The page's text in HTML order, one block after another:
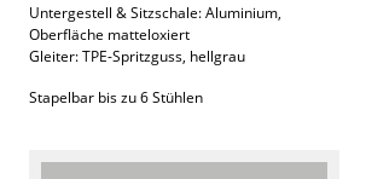
Untergestell & Sitzschale: Aluminium,
Oberfläche matteloxiert
Gleiter: TPE-Spritzguss, hellgrau
Stapelbar bis zu 6 Stühlen